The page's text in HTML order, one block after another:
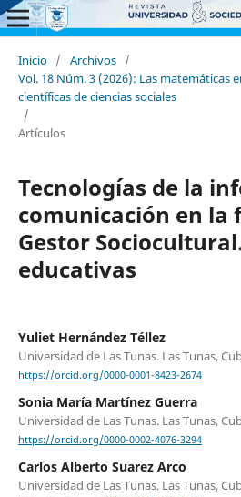
Inicio / Archivos /
Vol. 18 Núm. 3 (2026): Las matemáticas
científicas de ciencias sociales
/
Artículos
Tecnologías de la
comunicación en la
Gestor
educativas
Yuliet Hernández Téllez
Universidad de Las Tunas. Las Tunas,
https://orcid.org/0000-0001-8423-2674
Sonia María Martínez Guerra
Universidad de Las Tunas. Las Tunas,
https://orcid.org/0000-0002-4076-3294
Carlos Alberto Suarez Arco
Universidad de Las Tunas. Las Tunas,